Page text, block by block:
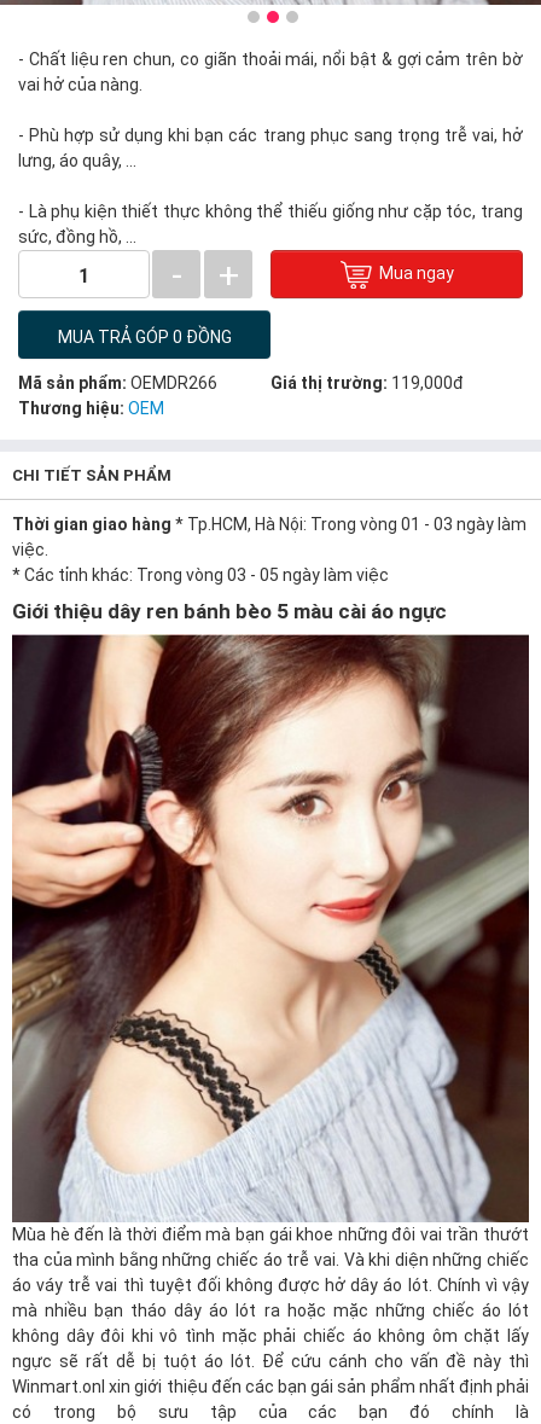
- Chất liệu ren chun, co giãn thoải mái, nổi bật & gợi cảm trên bờ
vai hở của nàng.
- Phù hợp sử dụng khi bạn các trang phục sang trọng trễ vai, hở
lưng, áo quây, ...
- Là phụ kiện thiết thực không thể thiếu giống như cặp tóc, trang
sức, đồng hồ, ...
1 - + Mua ngay
MUA TRẢ GÓP 0 ĐỒNG
Mã sản phẩm: OEMDR266 Giá thị trường: 119,000đ
Thương hiệu: OEM
CHI TIẾT SẢN PHẨM
Thời gian giao hàng * Tp.HCM, Hà Nội: Trong vòng 01 - 03 ngày làm
việc.
* Các tỉnh khác: Trong vòng 03 - 05 ngày làm việc
Giới thiệu dây ren bánh bèo 5 màu cài áo ngực
Mùa hè đến là thời điểm mà bạn gái khoe những đôi vai trần thướt
tha của mình bằng những chiếc áo trễ vai. Và khi diện những chiếc
áo váy trễ vai thì tuyệt đối không được hở dây áo lót. Chính vì vậy
mà nhiều bạn tháo dây áo lót ra hoặc mặc những chiếc áo lót
không dây đôi khi vô tình mặc phải chiếc áo không ôm chặt lấy
ngực sẽ rất dễ bị tuột áo lót. Để cứu cánh cho vấn đề này thì
Winmart.onl xin giới thiệu đến các bạn gái sản phẩm nhất định phải
có trong bộ sưu tập của các bạn đó chính là